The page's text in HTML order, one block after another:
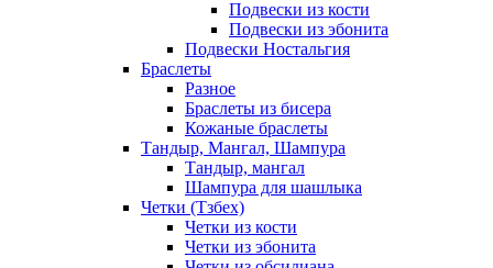
Подвески из кости
Подвески из эбонита
Подвески Ностальгия
Браслеты
Разное
Браслеты из бисера
Кожаные браслеты
Тандыр, Мангал, Шампура
Тандыр, мангал
Шампура для шашлыка
Четки (Тзбех)
Четки из кости
Четки из эбонита